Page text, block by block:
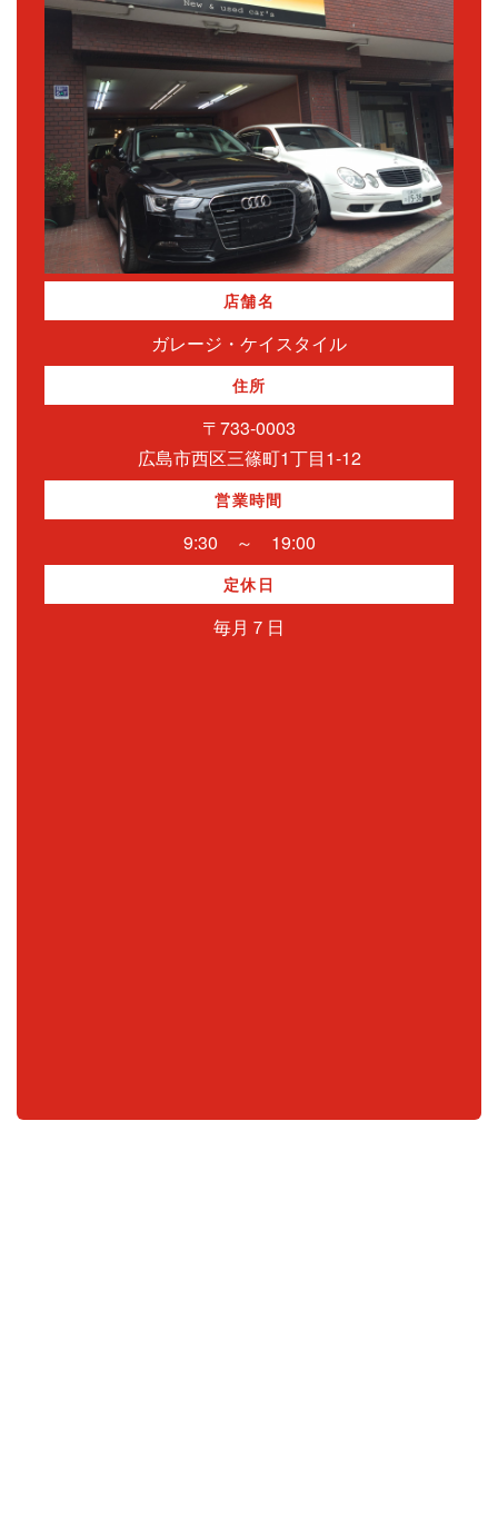
店舗名
ガレージ・ケイスタイル
住所
〒733-0003
広島市西区三篠町1丁目1-12
営業時間
9:30 ～ 19:00
定休日
毎月７日